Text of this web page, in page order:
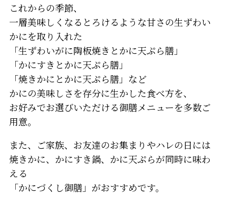
これからの季節、
一層美味しくなるとろけるような甘さの生ずわい
かにを取り入れた
「生ずわいがに陶板焼きとかに天ぷら膳」
「かにすきとかに天ぷら膳」
「焼きかにとかに天ぷら膳」など
かにの美味しさを存分に生かした食べ方を、
お好みでお選びいただける御膳メニューを多数ご
用意。
また、ご家族、お友達のお集まりやハレの日には
焼きかに、かにすき鍋、かに天ぷらが同時に味わ
える
「かにづくし御膳」がおすすめです。